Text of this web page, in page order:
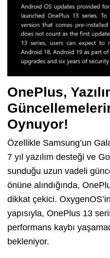
OnePlus,
Oynuyor!
Özellikle Samsung’un
7 yıl yazılım desteği ve
sunduğu uzun vadeli
önüne alındığında,
dikkat çekici.
yapısıyla, OnePlus 13
performans kaybı
bekleniyor.